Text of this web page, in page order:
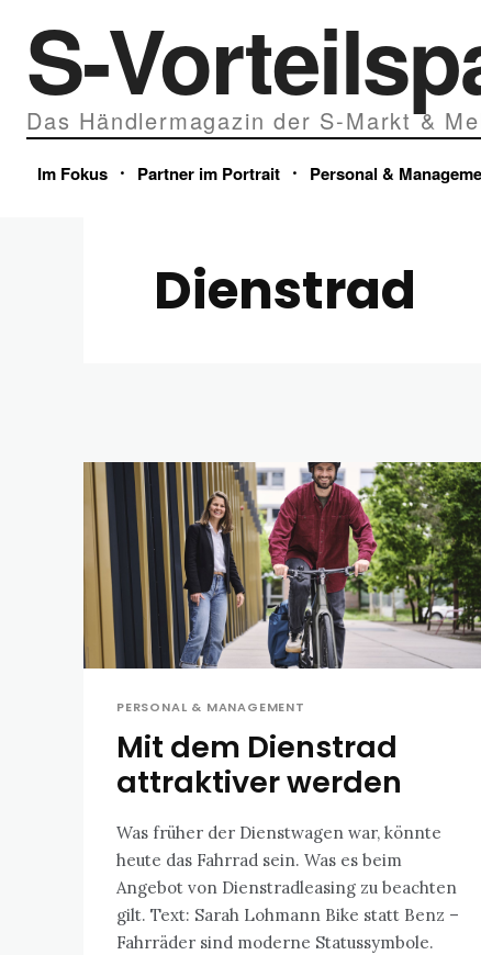
S-
Das Händlermagazin der S-Markt &
Im Fokus Partner im Portrait Personal &
Dienstrad
PERSONAL & MANAGEMENT
Mit dem Dienstrad
attraktiver werden
Was früher der Dienstwagen war, könnte
heute das Fahrrad sein. Was es beim
Angebot von Dienstradleasing zu beachten
gilt. Text: Sarah Lohmann Bike statt Benz –
Fahrräder sind moderne Statussymbole.